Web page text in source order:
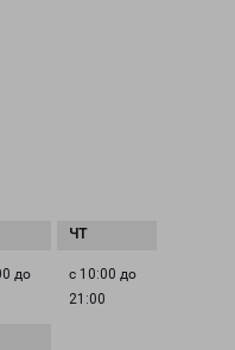
до
с 10:00 до
21:00